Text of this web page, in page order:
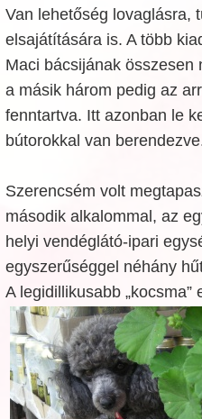
Van lehetőség lovaglásra,
elsajátítására is. A több
Maci bácsijának összesen
a másik három pedig az
fenntartva. Itt azonban le
bútorokkal van
Szerencsém volt
második alkalommal, az
helyi vendéglátó-ipari
egyszerűséggel néhány
A legidillikusabb „kocsma”